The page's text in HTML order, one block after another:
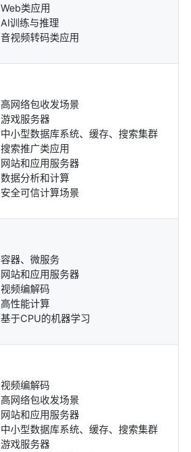
Web类应用
AI训练与推理
音视频转码类应用
高网络包收发场景
游戏服务器
中小型数据库系统、缓存、搜索集群
搜索推广类应用
网站和应用服务器
数据分析和计算
安全可信计算场景
容器、微服务
网站和应用服务器
视频编解码
高性能计算
基于CPU的机器学习
视频编解码
高网络包收发场景
网站和应用服务器
中小型数据库系统、缓存、搜索集群
游戏服务器